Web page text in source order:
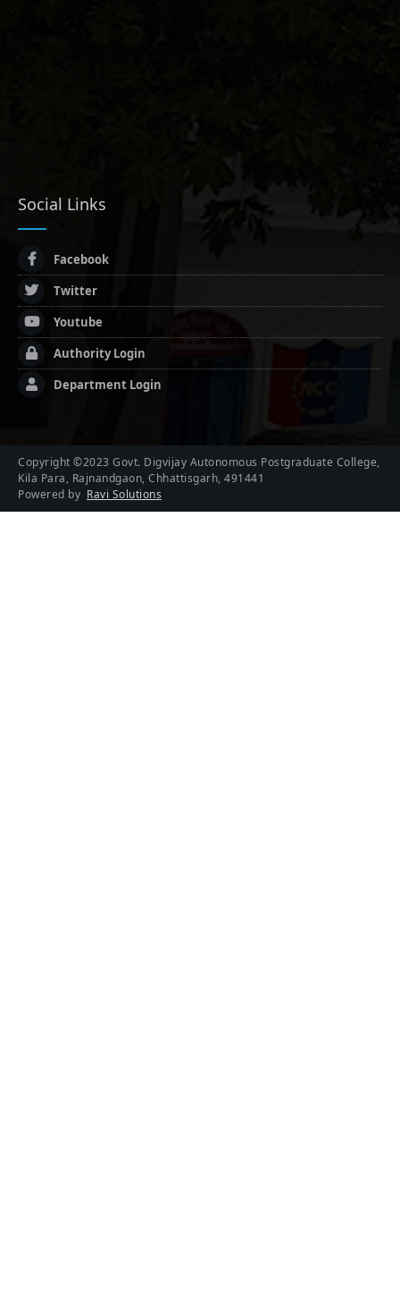
Social Links
Facebook
Twitter
Youtube
Authority Login
Department Login
Copyright ©2023 Govt. Digvijay Autonomous Postgraduate College,
Kila Para, Rajnandgaon, Chhattisgarh, 491441
Powered by Ravi Solutions